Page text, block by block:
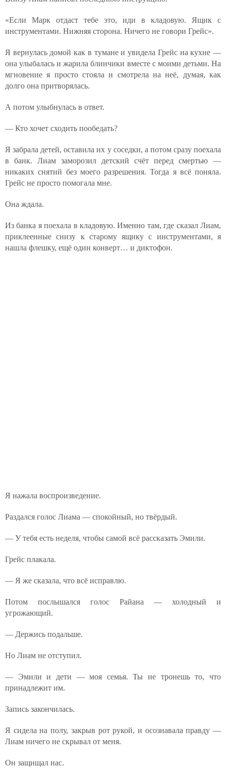
«Если Марк отдаст тебе это, иди в кладовую. Ящик с
инструментами. Нижняя сторона. Ничего не говори Грейс».
Я вернулась домой как в тумане и увидела Грейс на кухне —
она улыбалась и жарила блинчики вместе с моими детьми. На
мгновение я просто стояла и смотрела на неё, думая, как
долго она притворялась.
А потом улыбнулась в ответ.
— Кто хочет сходить пообедать?
Я забрала детей, оставила их у соседки, а потом сразу поехала
в банк. Лиам заморозил детский счёт перед смертью —
никаких снятий без моего разрешения. Тогда я всё поняла.
Грейс не просто помогала мне.
Она ждала.
Из банка я поехала в кладовую. Именно там, где сказал Лиам,
приклеенные снизу к старому ящику с инструментами, я
нашла флешку, ещё один конверт… и диктофон.
Я нажала воспроизведение.
Раздался голос Лиама — спокойный, но твёрдый.
— У тебя есть неделя, чтобы самой всё рассказать Эмили.
Грейс плакала.
— Я же сказала, что всё исправлю.
Потом послышался голос Райана — холодный и
угрожающий.
— Держись подальше.
Но Лиам не отступил.
— Эмили и дети — моя семья. Ты не тронешь то, что
принадлежит им.
Запись закончилась.
Я сидела на полу, закрыв рот рукой, и осознавала правду —
Лиам ничего не скрывал от меня.
Он защищал нас.